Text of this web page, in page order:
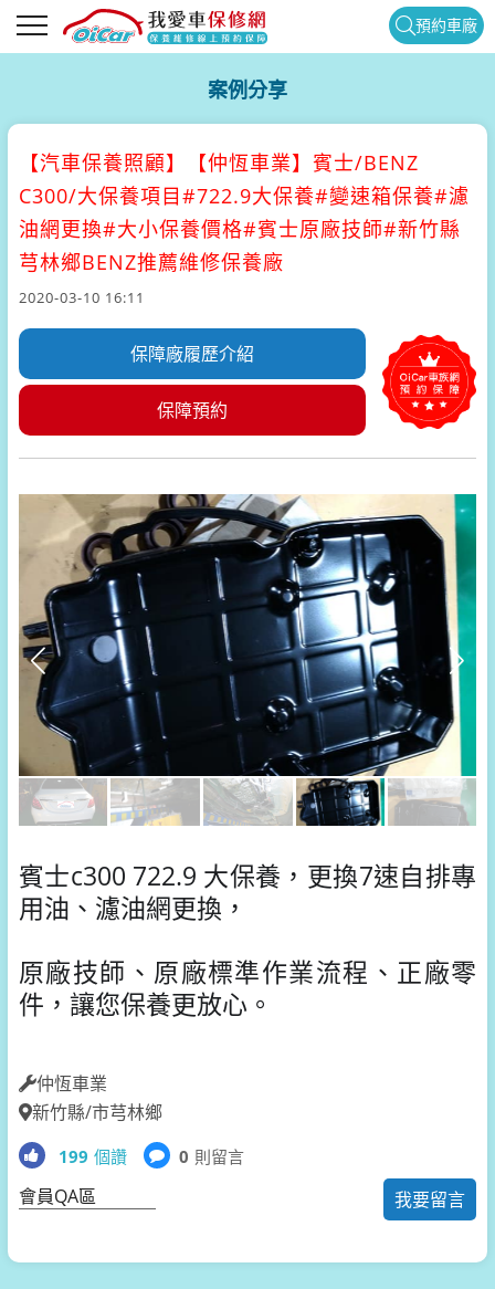
預約車廠
案例分享
【汽車保養照顧】
【仲恆車業】賓士/BENZ
C300/大保養項目#722.9大保養#變速箱保養#濾
油網更換#大小保養價格#賓士原廠技師#新竹縣
芎林鄉BENZ推薦維修保養廠
2020-03-10 16:11
保障廠履歷介紹
保障預約
賓士c300 722.9 大保養，更換7速自排專
用油、濾油網更換，
原廠技師、原廠標準作業流程、正廠零
件，讓您保養更放心。
仲恆車業
新竹縣/市芎林鄉
199 個讚 0 則留言
我要留言
會員QA區